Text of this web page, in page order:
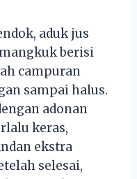
aduk jus
berisi
campuran
sampai halus.
adonan
keras,
ekstra
selesai,